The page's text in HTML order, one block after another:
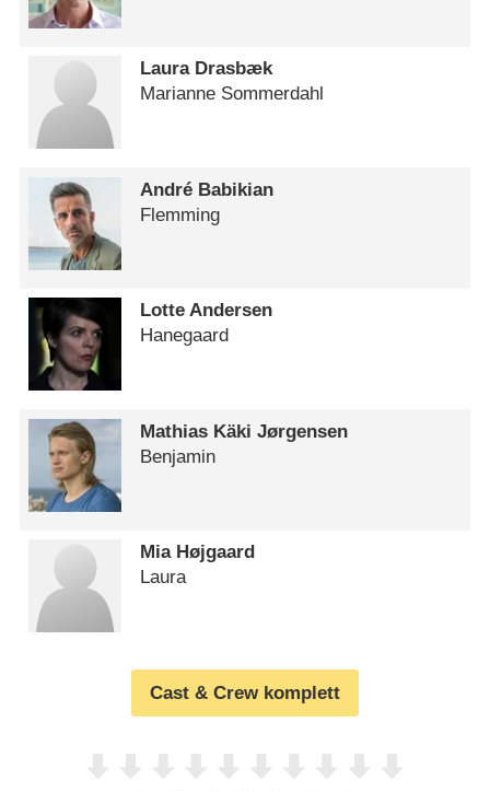
Laura Drasbæk
Marianne Sommerdahl
André Babikian
Flemming
Lotte Andersen
Hanegaard
Mathias Käki Jørgensen
Benjamin
Mia Højgaard
Laura
Cast & Crew komplett